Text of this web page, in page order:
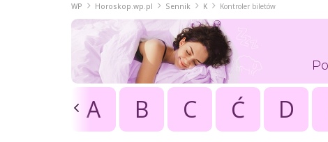
WP Horoskop.wp.pl Sennik K Kontroler biletów
A B C Ć D